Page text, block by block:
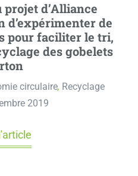
d’Alliance
d’expérimenter de
pour faciliter le tri,
des gobelets
circulaire, Recyclage
2019